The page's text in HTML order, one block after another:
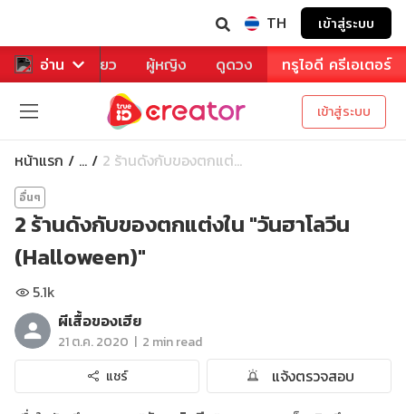
TH เข้าสู่ระบบ
อ่าน
หาร ท่องเที่ยว ผู้หญิง ดูดวง ทรูไอดี ครีเอเตอร์
เข้าสู่ระบบ
หน้าแรก ... 2 ร้านดังกับของตกแต่...
อื่นๆ
2 ร้านดังกับของตกแต่งใน "วันฮาโลวีน
(Halloween)"
5.1k
ผีเสื้อของเฮีย
21 ต.ค. 2020 | 2 min read
แชร์
แจ้งตรวจสอบ